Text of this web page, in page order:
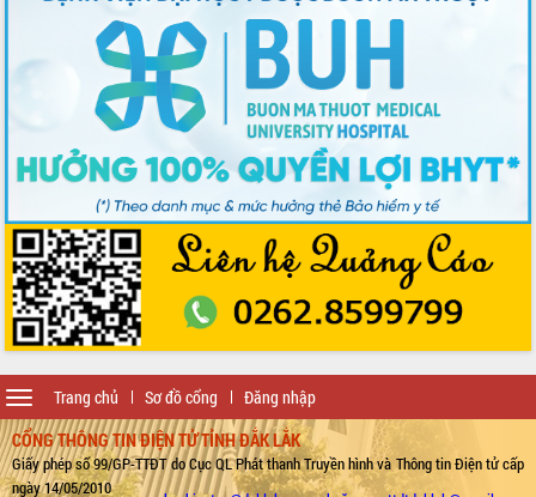
Trang chủ Sơ đồ cổng Đăng nhập
Toggle
navigation
CỔNG THÔNG TIN ĐIỆN TỬ TỈNH ĐẮK LẮK
Giấy phép số 99/GP-TTĐT do Cục QL Phát thanh Truyền hình và Thông tin Điện tử cấp
ngày 14/05/2010